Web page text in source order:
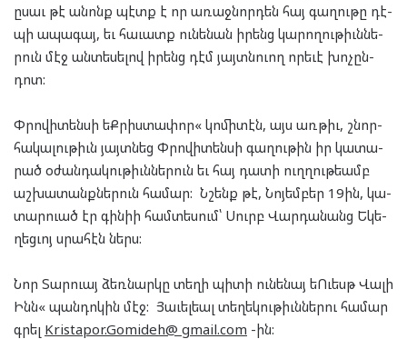
ըսաւ թէ անոնք պէտք է որ առաջ­նոր­դեն հայ գա­ղու­թը դէ­
պի ապա­գայ, եւ հա­ւատք ու­նե­նան իրենց կա­րո­ղու­թիւն­նե­
րուն մէջ ան­տե­սե­լով իրենց դէմ յայտ­նուող որե­ւէ խոչըն­
դոտ:
Փրո­վի­տեն­սի եՔրիս­տա­փոր« կո­մի­տէն, այս առ­թիւ, շնոր­
հա­կա­լու­թիւն յայտ­նեց Փրո­վի­տեն­սի գա­ղու­թին իր կա­տա­
րած օժան­դա­կու­թիւն­նե­րուն եւ հայ դա­տի ուղ­ղու­թեամբ
աշ­խա­տանք­նե­րուն հա­մար: Նշենք թէ, Նո­յեմ­բեր 19ին, կա­
տար­ուած էր գինիի համ­տե­սում՝ Սուրբ Վար­դա­նանց Եկե­
ղեց­ւոյ սրա­հէն ներս:
Նոր Տար­ուայ ձեռ­նար­կը տե­ղի պի­տի ու­նե­նայ եՈւեսթ Վա­լի
Ինն« պան­դո­կին մէջ: Յա­ւել­եալ տե­ղե­կու­թիւն­նե­րու հա­մար
գրել Kristapor.Gomideh@ gmail.com -ին: